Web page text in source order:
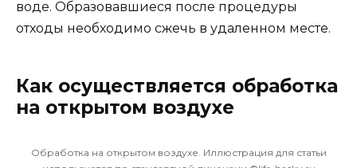
воде. Образовавшиеся после процедуры
отходы необходимо сжечь в удаленном месте.
Как осуществляется обработка
на открытом воздухе
Обработка на открытом воздухе. Иллюстрация для статьи